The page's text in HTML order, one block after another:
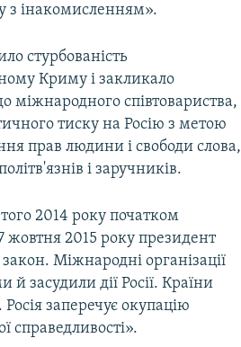
з інакомисленням».
стурбованість
Криму і закликало
співтовариства,
тиску на Росію з метою
прав людини і свободи слова,
і заручників.
2014 року початком
жовтня 2015 року президент
Міжнародні організації
засудили дії Росії. Країни
заперечує окупацію
справедливості».